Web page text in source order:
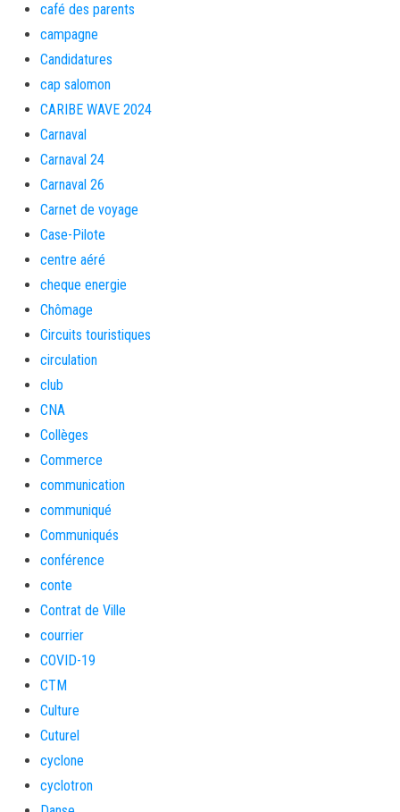
café des parents
campagne
Candidatures
cap salomon
CARIBE WAVE 2024
Carnaval
Carnaval 24
Carnaval 26
Carnet de voyage
Case-Pilote
centre aéré
cheque energie
Chômage
Circuits touristiques
circulation
club
CNA
Collèges
Commerce
communication
communiqué
Communiqués
conférence
conte
Contrat de Ville
courrier
COVID-19
CTM
Culture
Cuturel
cyclone
cyclotron